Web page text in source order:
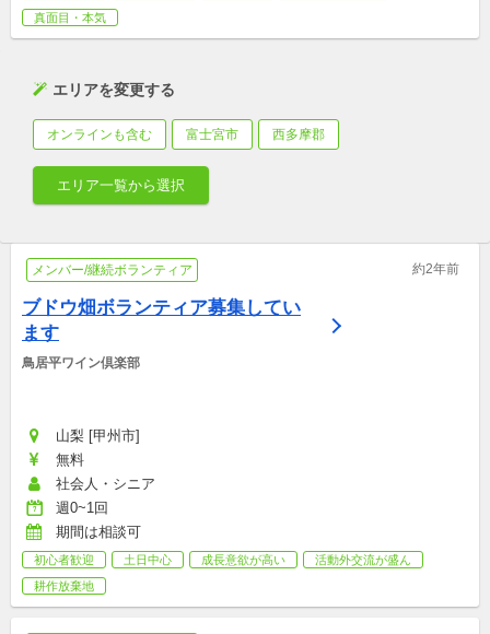
真面目・本気
エリアを変更する
オンラインも含む 富士宮市 西多摩郡
エリア一覧から選択
メンバー/継続ボランティア 約2年前
ブドウ畑ボランティア募集してい
ます
鳥居平ワイン倶楽部
山梨 [甲州市]
無料
社会人・シニア
週0~1回
期間は相談可
初心者歓迎 土日中心 成長意欲が高い
活動外交流が盛ん
耕作放棄地